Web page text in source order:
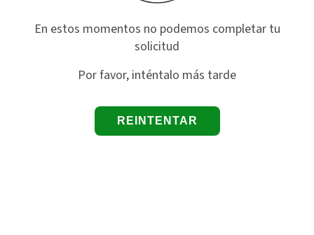
En estos momentos no podemos completar tu
solicitud
Por favor, inténtalo más tarde
REINTENTAR